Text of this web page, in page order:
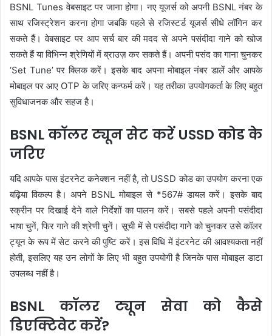
BSNL Tunes वेबसाइट पर जाना होगा। नए यूजर्स को अपनी BSNL नंबर के
साथ रजिस्ट्रेशन करना होगा जबकि पहले से रजिस्टर्ड यूजर्स सीधे लॉगिन कर
सकते हैं। वेबसाइट पर आप सर्च बार की मदद से अपने पसंदीदा गाने को खोज
सकते हैं या विभिन्न श्रेणियों में ब्राउज़ कर सकते हैं। अपनी पसंद का गाना चुनकर
‘Set Tune’ पर क्लिक करें। इसके बाद अपना मोबाइल नंबर डालें और आपके
मोबाइल पर आए OTP के जरिए कन्फर्म करें। यह तरीका उपयोगकर्ता के लिए बहुत
सुविधाजनक और सहज है।
BSNL कॉलर ट्यून सेट करें USSD कोड के
जरिए
यदि आपके पास इंटरनेट कनेक्शन नहीं है, तो USSD कोड का उपयोग करना एक
बढ़िया विकल्प है। अपने BSNL मोबाइल से *567# डायल करें। इसके बाद
स्क्रीन पर दिखाई देने वाले निर्देशों का पालन करें। सबसे पहले अपनी पसंदीदा
भाषा चुनें, फिर गाने की श्रेणी चुनें। सूची में से पसंदीदा गाने को चुनकर उसे कॉलर
ट्यून के रूप में सेट करने की पुष्टि करें। इस विधि में इंटरनेट की आवश्यकता नहीं
होती, इसलिए यह उन लोगों के लिए भी बहुत उपयोगी है जिनके पास मोबाइल डाटा
उपलब्ध नहीं है।
BSNL कॉलर ट्यून सेवा को कैसे
डिएक्टिवेट करें?